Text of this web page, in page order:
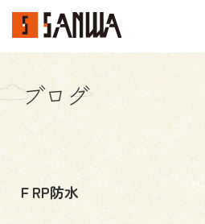
イベント・見学会
不動産情報
事例
ブログ
ＦRP防水